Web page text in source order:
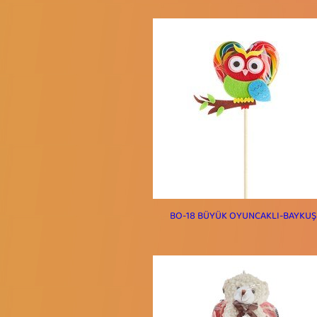
BO-18 BÜYÜK OYUNCAKLI-BAYKUŞ